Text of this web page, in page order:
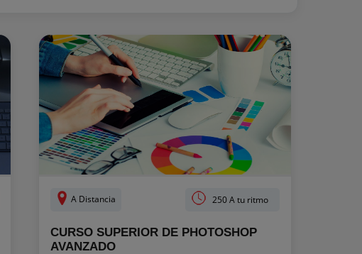
A Distancia 250 A tu ritmo
CURSO SUPERIOR DE PHOTOSHOP
AVANZADO